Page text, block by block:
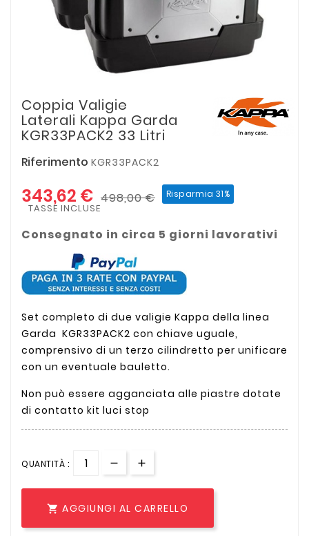
Coppia Valigie
Laterali Kappa Garda
KGR33PACK2 33 Litri
Riferimento KGR33PACK2
343,62 € 498,00 € Risparmia 31%
TASSE INCLUSE
Consegnato in circa 5 giorni lavorativi
Set completo di due valigie Kappa della linea
Garda KGR33PACK2 con chiave uguale,
comprensivo di un terzo cilindretto per unificare
con un eventuale bauletto.
Non può essere agganciata alle piastre dotate
di contatto kit luci stop
QUANTITÀ :
 AGGIUNGI AL CARRELLO